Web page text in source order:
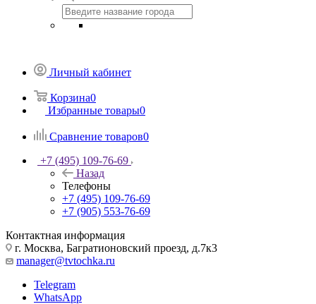
Личный кабинет
Корзина0
Избранные товары0
Сравнение товаров0
+7 (495) 109-76-69
Назад
Телефоны
+7 (495) 109-76-69
+7 (905) 553-76-69
Контактная информация
г. Москва, Багратионовский проезд, д.7к3
manager@tvtochka.ru
Telegram
WhatsApp